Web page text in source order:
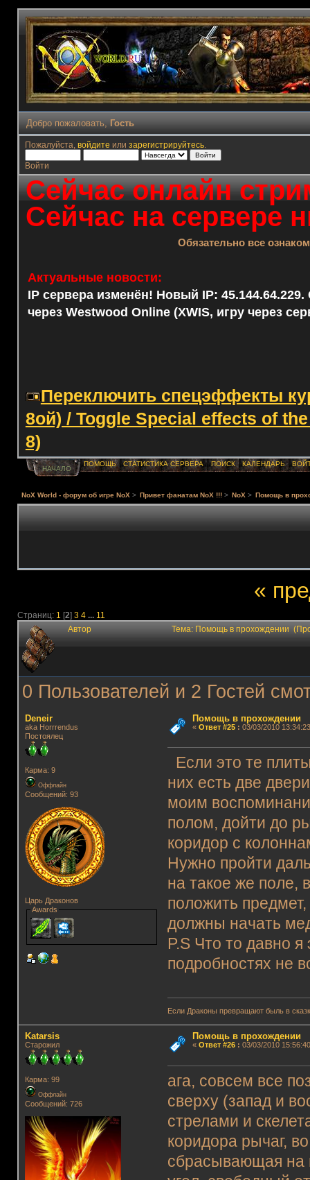
Добро пожаловать, Гость
Пожалуйста, войдите или зарегистрируйтесь.
Войти
Сейчас онлайн
Сейчас на сервере
Обязательно все
Актуальные новости:
IP сервера изменён! Новый IP: 45.144.64.229.
через Westwood Online (XWIS, игру через
Переключить спецэффекты
8ой) / Toggle Special effects of
8)
НАЧАЛО
ПОМОЩЬ СТАТИСТИКА СЕРВЕРА ПОИСК КАЛЕНДАРЬ
NoX World - форум об игре NoX > Привет фанатам NoX !!! > NoX > Помощь в
«
Страниц: 1 [2] 3 4 ... 11
Автор Тема: Помощь в прохождении
0 Пользователей и 2 Гостей
Deneir
aka Horrrendus
Постоялец
Карма: 9
Оффлайн
Сообщений: 93
Царь Драконов
Awards
Помощь в прохождении
« Ответ #25: 03/03/2010
Если это те
них есть две
моим
полом, дойти до
коридор с
Нужно пройти
на такое же поле,
положить
должны начать
P.S Что то давно
подробностях не
Если Драконы превращают быль в
Katarsis
Старожил
Карма: 99
Оффлайн
Сообщений: 726
Помощь в прохождении
« Ответ #26: 03/03/2010
ага, совсем все
сверху (запад и
стрелами и
коридора рычаг,
сбрасывающая на